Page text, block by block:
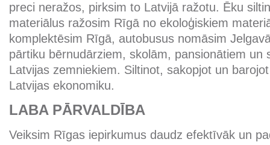
preci neražos, pirksim to Latvijā ražotu. Ēku
materiālus ražosim Rīgā no ekoloģiskiem
komplektēsim Rīgā, autobusus nomāsim
pārtiku bērnudārziem, skolām, pansionātiem un
Latvijas zemniekiem. Siltinot, sakopjot un
Latvijas ekonomiku.
LABA PĀRVALDĪBA
Veiksim Rīgas iepirkumus daudz efektīvāk un